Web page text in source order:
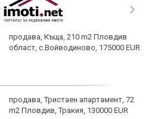
продава, Къща, 210 m2 Пловдив
област, с.Войводиново, 175000 EUR
продава, Тристаен апартамент, 72
m2 Пловдив, Тракия, 130000 EUR